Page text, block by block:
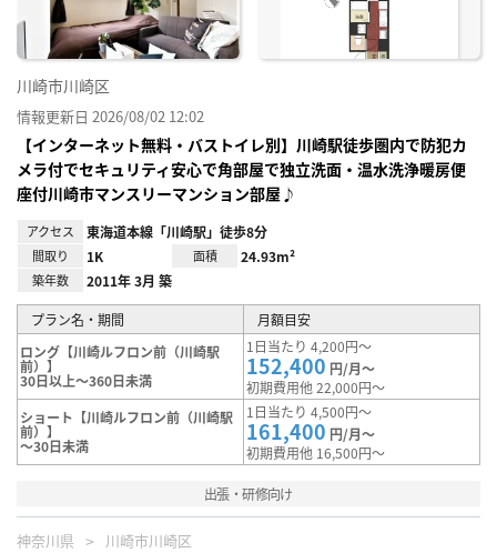
川崎市川崎区
情報更新日 2026/08/02 12:02
【インターネット無料・バストイレ別】川崎駅徒歩圏内で防犯カ
メラ付でセキュリティ安心で角部屋で独立洗面・温水洗浄暖房便
座付川崎市マンスリーマンション部屋♪
アクセス 東海道本線「川崎駅」徒歩8分
間取り 1K 面積 24.93m²
築年数 2011年 3月 築
プラン名・期間
月額目安
ロング【川崎ルフロン前（川崎駅
前）】
30日以上～360日未満
1日当たり 4,200円～
152,400 円/月～
初期費用他 22,000円～
ショート【川崎ルフロン前（川崎駅
前）】
～30日未満
1日当たり 4,500円～
161,400 円/月～
初期費用他 16,500円～
出張・研修向け
神奈川県 川崎市川崎区